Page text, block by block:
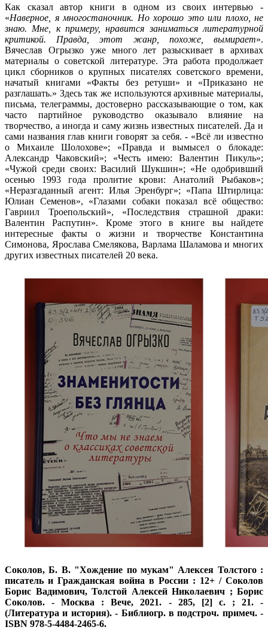
Как сказал автор книги в одном из своих интервью -
«Наверное, я многостаночник. Но хорошо это или плохо, не
знаю. Мне, к примеру, нравится заниматься литературной
критикой. Правда, этот жанр, похоже, вымирает».
Вячеслав Огрызко уже много лет разыскивает в архивах
материалы о советской литературе. Эта работа продолжает
цикл сборников о крупных писателях советского времени,
начатый книгами «Факты без ретуши» и «Приказано не
разглашать.» Здесь так же используются архивные материалы,
письма, телеграммы, достоверно рассказывающие о том, как
часто партийное руководство оказывало влияние на
творчество, а иногда и саму жизнь известных писателей. Да и
сами названия глав книги говорят за себя. - «Всё ли известно
о Михаиле Шолохове»; «Правда и вымысел о блокаде:
Александр Чаковский»; «Честь имею: Валентин Пикуль»;
«Чужой среди своих: Василий Шукшин»; «Не одобривший
осенью 1993 года пролитие крови: Анатолий Рыбаков»;
«Неразгаданный агент: Илья Эренбург»; «Папа Штирлица:
Юлиан Семенов», «Глазами собаки показал всё общество:
Гавриил Троепольский», «Последствия страшной драки:
Валентин Распутин». Кроме этого в книге вы найдете
интересные факты о жизни и творчестве Константина
Симонова, Ярослава Смелякова, Варлама Шаламова и многих
других известных писателей 20 века.
Соколов, Б. В."Хождение по мукам" Алексея Толстого :
писатель и Гражданская война в России : 12+ / Соколов
Борис Вадимович, Толстой Алексей Николаевич ; Борис
Соколов. - Москва : Вече, 2021. - 285, [2] с. ; 21. -
(Литература и история). - Библиогр. в подстроч. примеч. -
ISBN 978-5-4484-2465-6.